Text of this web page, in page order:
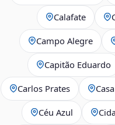
Calafate
Campo Alegre
Capitão Eduardo
Carlos Prates
Céu Azul